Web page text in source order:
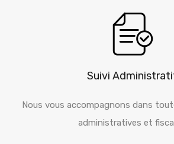
Suivi
Nous vous accompagnons dans
administratives et